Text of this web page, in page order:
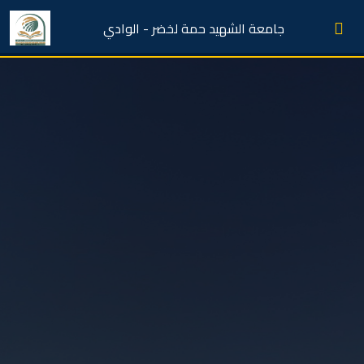
جامعة الشهيد حمة لخضر - الوادي